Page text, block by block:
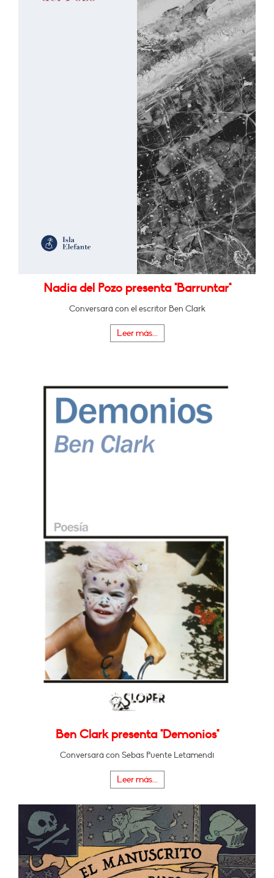
Nadia del Pozo presenta "Barruntar"
Conversará con el escritor Ben Clark
Leer más...
Ben Clark presenta "Demonios"
Conversará con Sebas Puente Letamendi
Leer más...